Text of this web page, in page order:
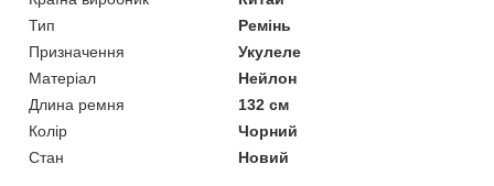
Тип
Ремінь
Призначення
Укулеле
Матеріал
Нейлон
Длина ремня
132 см
Колір
Чорний
Стан
Новий